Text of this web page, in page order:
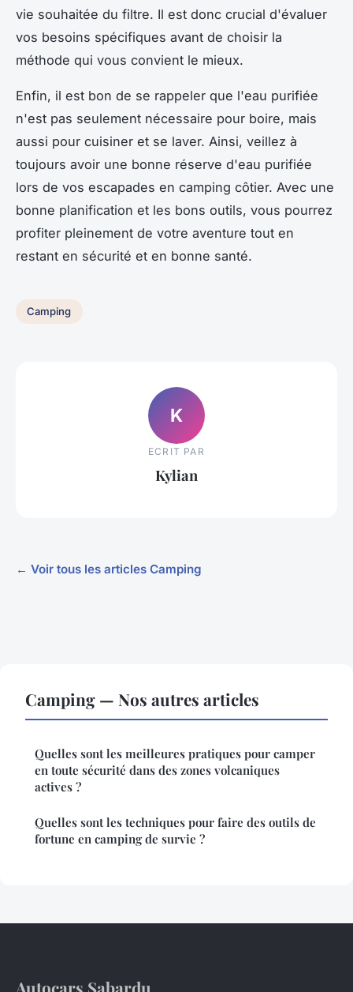
vie souhaitée du filtre. Il est donc crucial d'évaluer
vos besoins spécifiques avant de choisir la
méthode qui vous convient le mieux.
Enfin, il est bon de se rappeler que l'eau purifiée
n'est pas seulement nécessaire pour boire, mais
aussi pour cuisiner et se laver. Ainsi, veillez à
toujours avoir une bonne réserve d'eau purifiée
lors de vos escapades en camping côtier. Avec une
bonne planification et les bons outils, vous pourrez
profiter pleinement de votre aventure tout en
restant en sécurité et en bonne santé.
Camping
K
ECRIT PAR
Kylian
← Voir tous les articles Camping
Camping — Nos autres articles
Quelles sont les meilleures pratiques pour camper
en toute sécurité dans des zones volcaniques
actives ?
Quelles sont les techniques pour faire des outils de
fortune en camping de survie ?
Autocars Sabardu